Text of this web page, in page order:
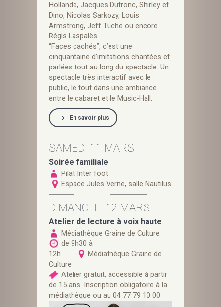
Hollande, Jacques Dutronc, Shirley et
Dino, Nicolas Sarkozy, Louis
Armstrong, Jeff Tuche ou encore
Régis Laspalès.
“Faces cachés”, c’est une
cinquantaine d’imitations chantées et
parlées tout au long du spectacle. Un
spectacle très interactif avec le
public, le tout dans une ambiance
entre le cabaret et le Music-Hall.
En savoir plus
SAMEDI 11 MARS
Soirée familiale
Pilat Inter foot
Espace Jules Verne, salle Nautilus
DIMANCHE 12 MARS
Atelier de lecture à voix haute
Médiathèque Graine de Culture
de 9h30 à
12h
Médiathèque Graine de
Culture
Atelier gratuit, accessible à partir
de 15 ans. Inscription obligatoire à la
médiathèque ou au 04 77 79 10 00